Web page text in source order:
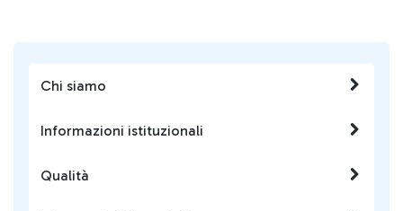
Chi siamo
Informazioni istituzionali
Qualità